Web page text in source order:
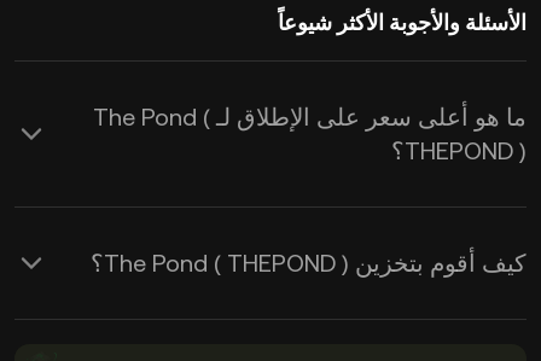
الأسئلة والأجوبة الأكثر شيوعاً
ما هو أعلى سعر على الإطلاق لـ The Pond (
THEPOND )؟
كيف أقوم بتخزين The Pond ( THEPOND )؟